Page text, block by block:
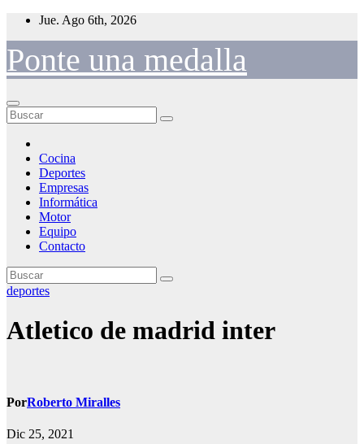
Saltar
contenido
Jue. Ago 6th, 2026
Ponte una medalla
Cocina
Deportes
Empresas
Informática
Motor
Equipo
Contacto
deportes
Atletico de madrid inter
PorRoberto Miralles
Dic 25, 2021